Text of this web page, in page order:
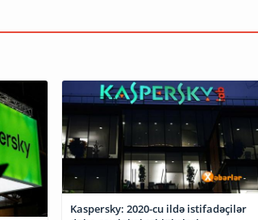
Kaspersky: 2020-cu ildə istifadəçilər